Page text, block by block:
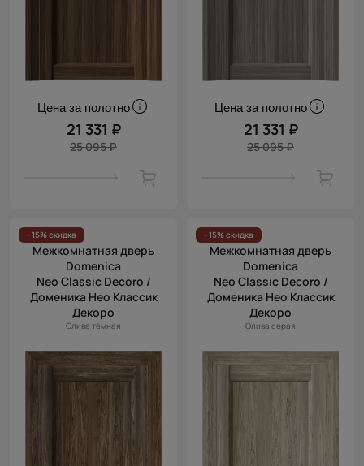
Цена за полотно
21 331 ₽
25 095 ₽
Цена за полотно
21 331 ₽
25 095 ₽
- 15% скидка
Межкомнатная дверь
Domenica
Neo Classic Decoro /
Доменика Нео Классик
Декоро
Олива тёмная
- 15% скидка
Межкомнатная дверь
Domenica
Neo Classic Decoro /
Доменика Нео Классик
Декоро
Олива серая